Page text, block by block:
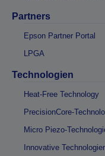
Partners
Epson Partner Portal
LPGA
Technologien
Heat-Free Technology
PrecisionCore-
Micro Piezo-
Innovative